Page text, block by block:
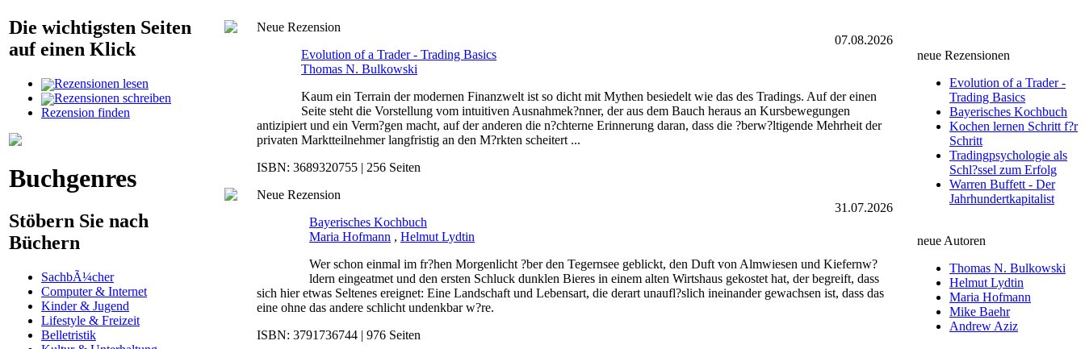
Die wichtigsten Seiten
auf einen Klick
Rezensionen lesen
Rezensionen schreiben
Rezension finden
Buchgenres
Stöbern Sie nach
Büchern
SachbÃ¼cher
Computer & Internet
Kinder & Jugend
Lifestyle & Freizeit
Belletristik
neue Rezensionen
Evolution of a Trader -
Trading Basics
Bayerisches Kochbuch
Kochen lernen Schritt f?r
Schritt
Tradingpsychologie als
Schl?ssel zum Erfolg
Warren Buffett - Der
Jahrhundertkapitalist
neue Autoren
Thomas N. Bulkowski
Helmut Lydtin
Maria Hofmann
Mike Baehr
Andrew Aziz
07.08.2026
Neue Rezension
Evolution of a Trader - Trading Basics
Thomas N. Bulkowski
Kaum ein Terrain der modernen Finanzwelt ist so dicht mit Mythen besiedelt wie das des Tradings. Auf der einen
Seite steht die Vorstellung vom intuitiven Ausnahmek?nner, der aus dem Bauch heraus an Kursbewegungen
antizipiert und ein Verm?gen macht, auf der anderen die n?chterne Erinnerung daran, dass die ?berw?ltigende Mehrheit der
privaten Marktteilnehmer langfristig an den M?rkten scheitert ...
ISBN: 3689320755 | 256 Seiten
31.07.2026
Neue Rezension
Bayerisches Kochbuch
Maria Hofmann , Helmut Lydtin
Wer schon einmal im fr?hen Morgenlicht ?ber den Tegernsee geblickt, den Duft von Almwiesen und Kiefernw?
ldern eingeatmet und den ersten Schluck dunklen Bieres in einem alten Wirtshaus gekostet hat, der begreift, dass
sich hier etwas Seltenes ereignet: Eine Landschaft und Lebensart, die derart unaufl?slich ineinander gewachsen ist, dass das
eine ohne das andere schlicht undenkbar w?re.
ISBN: 3791736744 | 976 Seiten